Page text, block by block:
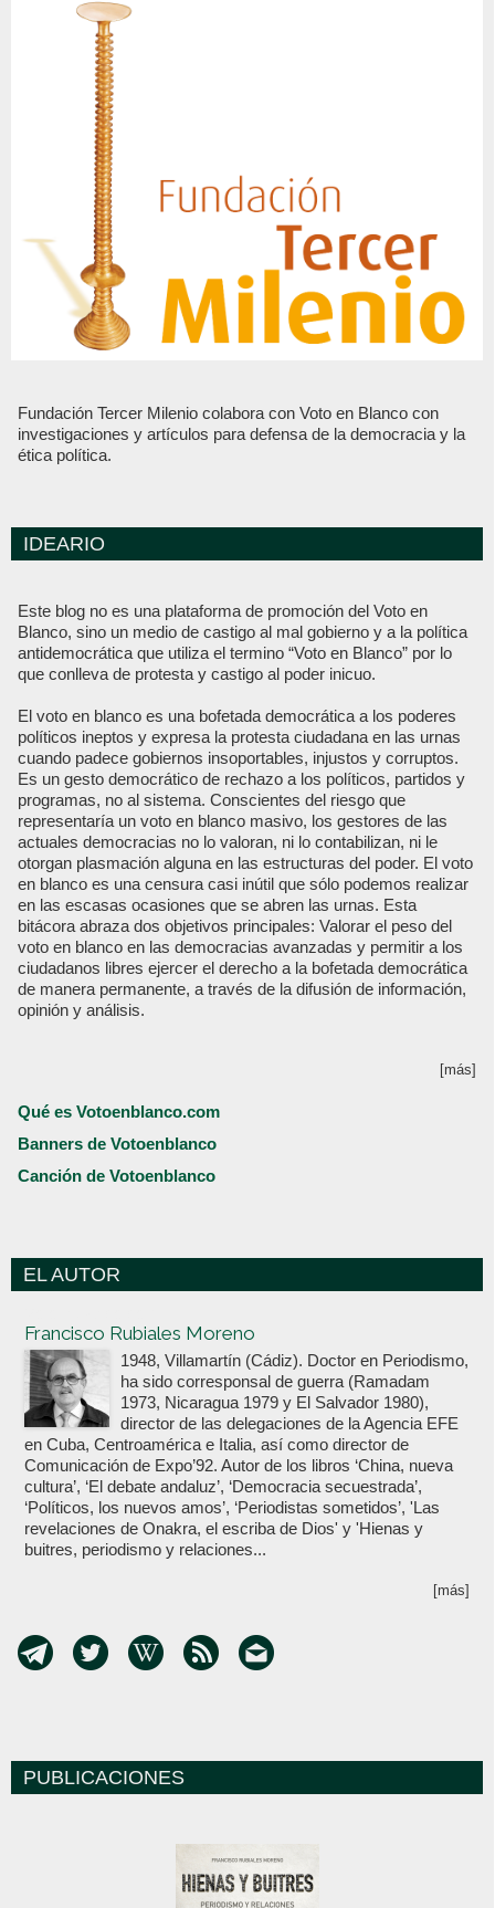
Fundación Tercer Milenio colabora con Voto en Blanco con
investigaciones y artículos para defensa de la democracia y la
ética política.
IDEARIO
Este blog no es una plataforma de promoción del Voto en
Blanco, sino un medio de castigo al mal gobierno y a la política
antidemocrática que utiliza el termino “Voto en Blanco” por lo
que conlleva de protesta y castigo al poder inicuo.
El voto en blanco es una bofetada democrática a los poderes
políticos ineptos y expresa la protesta ciudadana en las urnas
cuando padece gobiernos insoportables, injustos y corruptos.
Es un gesto democrático de rechazo a los políticos, partidos y
programas, no al sistema. Conscientes del riesgo que
representaría un voto en blanco masivo, los gestores de las
actuales democracias no lo valoran, ni lo contabilizan, ni le
otorgan plasmación alguna en las estructuras del poder. El voto
en blanco es una censura casi inútil que sólo podemos realizar
en las escasas ocasiones que se abren las urnas. Esta
bitácora abraza dos objetivos principales: Valorar el peso del
voto en blanco en las democracias avanzadas y permitir a los
ciudadanos libres ejercer el derecho a la bofetada democrática
de manera permanente, a través de la difusión de información,
opinión y análisis.
[más]
Qué es Votoenblanco.com
Banners de Votoenblanco
Canción de Votoenblanco
EL AUTOR
Francisco Rubiales Moreno
1948, Villamartín (Cádiz). Doctor en Periodismo,
ha sido corresponsal de guerra (Ramadam
1973, Nicaragua 1979 y El Salvador 1980),
director de las delegaciones de la Agencia EFE
en Cuba, Centroamérica e Italia, así como director de
Comunicación de Expo’92. Autor de los libros ‘China, nueva
cultura’, ‘El debate andaluz’, ‘Democracia secuestrada’,
‘Políticos, los nuevos amos’, ‘Periodistas sometidos’, 'Las
revelaciones de Onakra, el escriba de Dios' y 'Hienas y
buitres, periodismo y relaciones...
[más]
PUBLICACIONES